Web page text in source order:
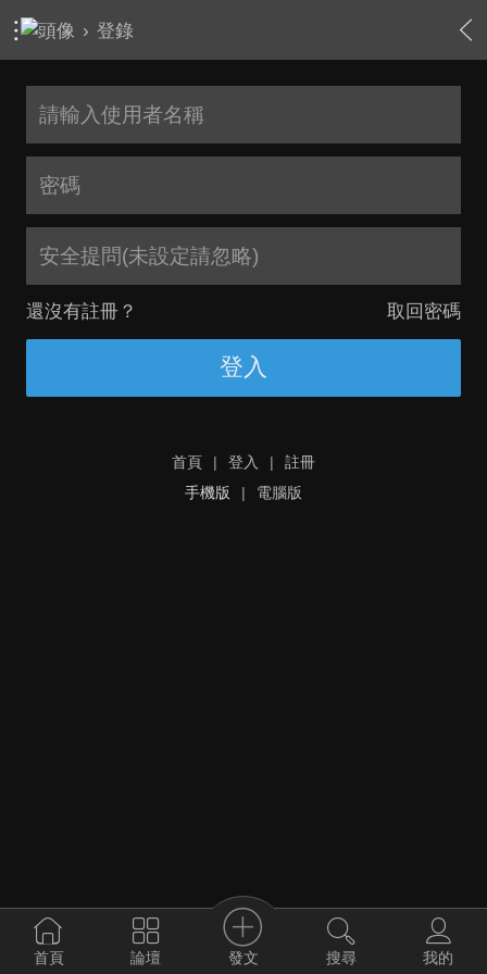
› 登錄
安全提問(未設定請忽略)
還沒有註冊？ 取回密碼
登入
首頁 | 登入 |
註冊
手機版
| 電腦版
首頁 論壇 發文 搜尋 我的